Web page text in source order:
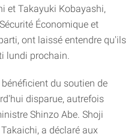
et Takayuki Kobayashi,
Économique et
ont laissé entendre qu'ils
lundi prochain.
bénéficient du soutien de
disparue, autrefois
Shinzo Abe. Shoji
a déclaré aux